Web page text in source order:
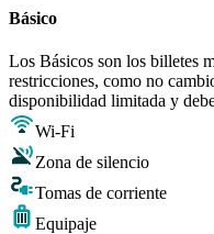
Básico
Los Básicos son los billetes
restricciones, como no
disponibilidad limitada y
Wi-Fi
Zona de silencio
Tomas de corriente
Equipaje